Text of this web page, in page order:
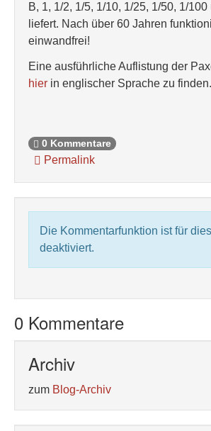
B, 1, 1/2, 1/5, 1/10, 1/25, 1/50, 1/
liefert. Nach über 60 Jahren
einwandfrei!
Eine ausführliche Auflistung der
hier in englischer Sprache zu finden.
0 Kommentare
Permalink
Die Kommentarfunktion ist für
deaktiviert.
0 Kommentare
Archiv
zum Blog-Archiv